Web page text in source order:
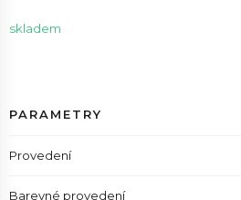
skladem
PARAMETRY
Provedení
Barevné provedení